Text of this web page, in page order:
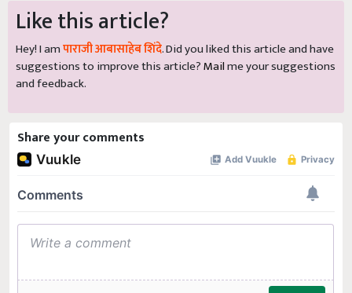
Like this article?
Hey! I amपाराजी आबासाहेब शिंदे. Did you liked this article and have
suggestions to improve this article?Mailme your suggestions
and feedback.
Share your comments